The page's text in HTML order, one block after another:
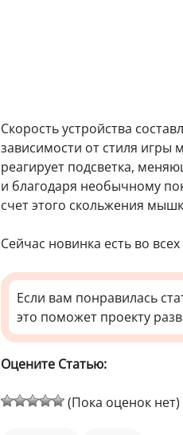
Скорость устройства
зависимости от стиля игры
реагирует подсветка,
и благодаря необычному
счет этого скольжения
Сейчас новинка есть во
Если вам понравилась
это поможет проекту
Оцените Статью:
(Пока оценок нет)